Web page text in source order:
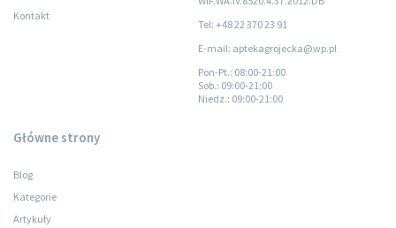
Kontakt
Tel: +48 22 370 23 91
E-mail: aptekagrojecka@wp.pl
Pon-Pt.: 08:00-21:00
Sob.: 09:00-21:00
Niedz.: 09:00-21:00
Główne strony
Blog
Kategorie
Artykuły